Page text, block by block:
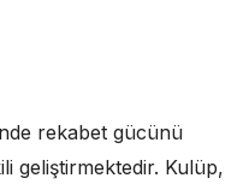
rekabet gücünü
geliştirmektedir. Kulüp,